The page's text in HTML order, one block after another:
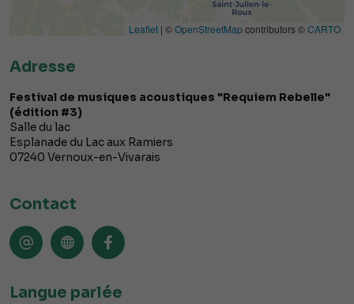
Leaflet | ©OpenStreetMap contributors ©CARTO
Adresse
Festival de musiques acoustiques "Requiem Rebelle"
(édition #3)
Salle du lac
Esplanade du Lac aux Ramiers
07240 Vernoux-en-Vivarais
Contact
Langue parlée